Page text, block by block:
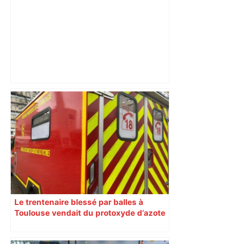
Top 14: comment Perpignan a une
nouvelle fois fait tomber Toulouse? –
RMC Sport
Le trentenaire blessé par balles à
Toulouse vendait du protoxyde d’azote